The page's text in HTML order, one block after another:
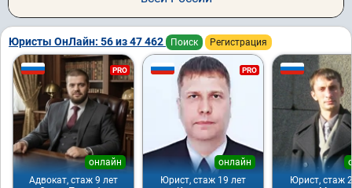
Юристы ОнЛайн: 56 из 47 462 Поиск Регистрация
PRO
Адвокат, стаж 9 лет
онлайн
PRO
Юрист, стаж 19 лет
онлайн
Юрист, стаж